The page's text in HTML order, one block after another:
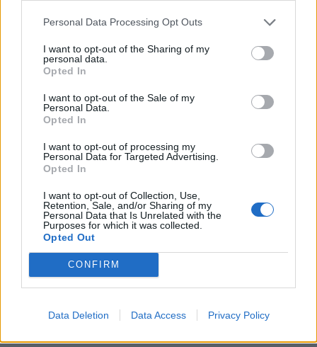
Personal Data Processing Opt Outs
I want to opt-out of the Sharing of my
personal data.
Opted In
I want to opt-out of the Sale of my
Personal Data.
Opted In
I want to opt-out of processing my
Personal Data for Targeted Advertising.
Opted In
I want to opt-out of Collection, Use,
Retention, Sale, and/or Sharing of my
Personal Data that Is Unrelated with the
Purposes for which it was collected.
Opted Out
CONFIRM
Data Deletion Data Access Privacy Policy
0-1 milioni Muccia
2
Visualizza tutti i comuni della
provincia di Macerata
Apiro (28)
Appignano (95)
Caldarola (34)
Camerino (121)